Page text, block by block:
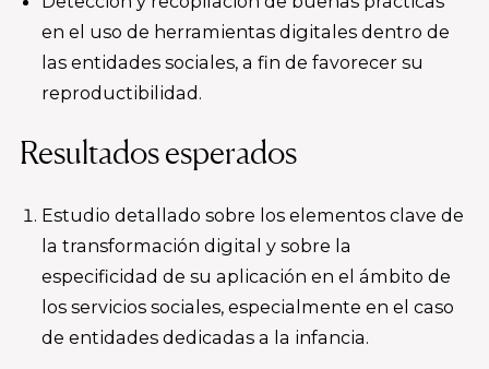
en el uso de herramientas digitales dentro de
las entidades sociales, a fin de favorecer su
reproductibilidad.
Resultados esperados
Estudio detallado sobre los elementos clave de
la transformación digital y sobre la
especificidad de su aplicación en el ámbito de
los servicios sociales, especialmente en el caso
de entidades dedicadas a la infancia.